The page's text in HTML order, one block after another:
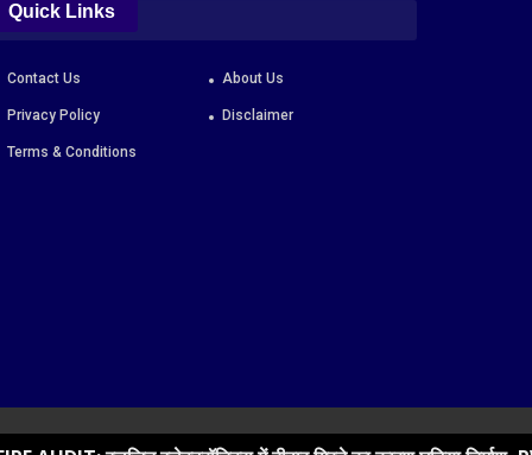
Quick Links
Contact Us About Us
Privacy Policy Disclaimer
Terms & Conditions